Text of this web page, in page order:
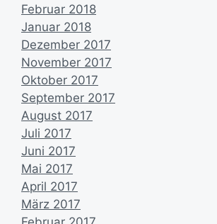
Februar 2018
Januar 2018
Dezember 2017
November 2017
Oktober 2017
September 2017
August 2017
Juli 2017
Juni 2017
Mai 2017
April 2017
März 2017